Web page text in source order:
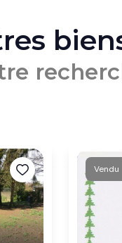
Vendu